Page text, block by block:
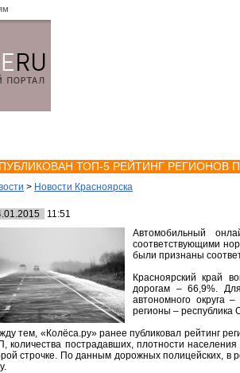
ТОП-5 РЕЙТИНГ РЕГИОНОВ
> Новости Красноярска
11:51
Автомобильный
соответствующими
были признаны
Красноярский край
дорогам – 66,9%.
автономного округа
регионы – республика
тем, «Колёса.ру» ранее публиковал рейтинг
количества пострадавших, плотности
строчке. По данным дорожных полицейских,